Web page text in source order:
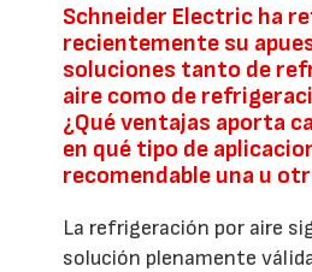
Schneider Electric ha
recientemente su
soluciones tanto de
aire como de
¿Qué ventajas aporta
en qué tipo de
recomendable una u
La refrigeración por aire
solución plenamente